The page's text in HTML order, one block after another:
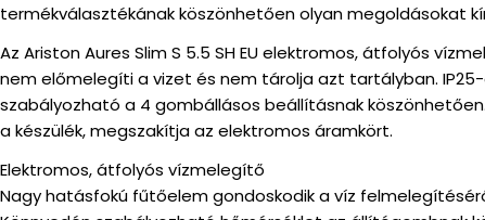
termékválasztékának köszönhetően olyan megoldásokat
Az Ariston Aures Slim S 5.5 SH EU elektromos, átfolyós
nem előmelegíti a vizet és nem tárolja azt tartályban.
szabályozható a 4 gombállásos beállításnak
a készülék, megszakítja az elektromos áramkört.
Elektromos, átfolyós vízmelegítő
Nagy hatásfokú fűtőelem gondoskodik a víz